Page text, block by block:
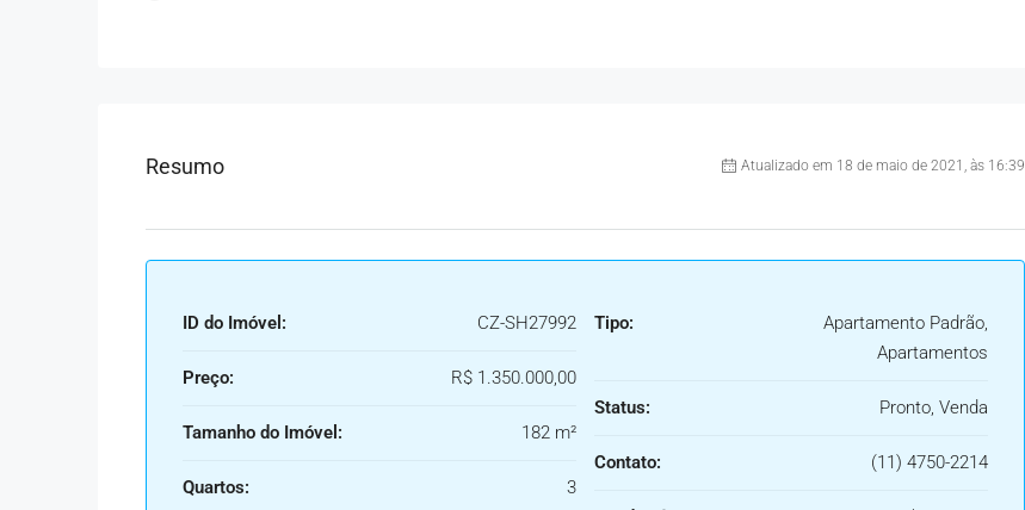
Resumo Atualizado em 18 de maio de 2021, às 16:39
ID do Imóvel: CZ-SH27992
Preço: R$ 1.350.000,00
Tamanho do Imóvel: 182 m²
Quartos: 3
Tipo:
Apartamento Padrão,
Apartamentos
Status: Pronto, Venda
Contato: (11) 4750-2214